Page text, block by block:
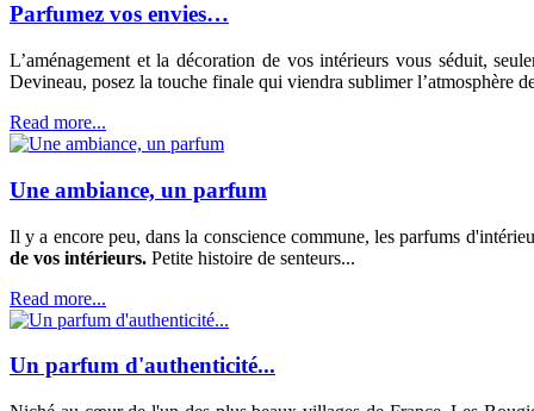
Parfumez vos envies…
L’aménagement et la décoration de vos intérieurs vous séduit,
Devineau, posez la touche finale qui viendra sublimer l’atmosphère
Read more...
Une ambiance, un parfum
Il y a encore peu, dans la conscience commune, les parfums
de vos intérieurs. Petite histoire de senteurs...
Read more...
Un parfum d'authenticité...